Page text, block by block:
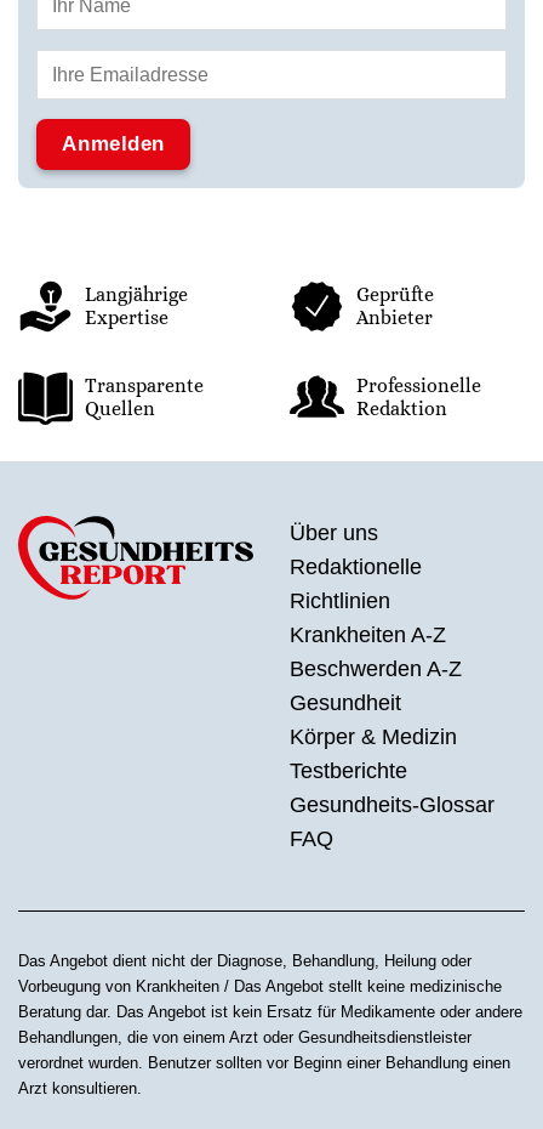
Langjährige
Expertise
Geprüfte
Anbieter
Transparente
Quellen
Professionelle
Redaktion
Über uns
Redaktionelle
Richtlinien
Krankheiten A-Z
Beschwerden A-Z
Gesundheit
Körper & Medizin
Testberichte
Gesundheits-Glossar
FAQ
Das Angebot dient nicht der Diagnose, Behandlung, Heilung oder
Vorbeugung von Krankheiten / Das Angebot stellt keine medizinische
Beratung dar. Das Angebot ist kein Ersatz für Medikamente oder andere
Behandlungen, die von einem Arzt oder Gesundheitsdienstleister
verordnet wurden. Benutzer sollten vor Beginn einer Behandlung einen
Arzt konsultieren.